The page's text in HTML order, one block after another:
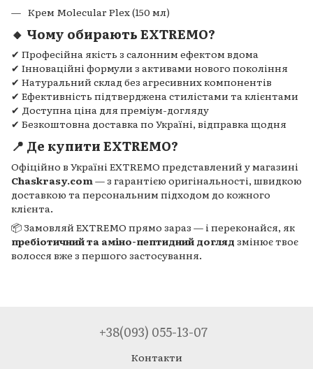
Крем Molecular Plex (150 мл)
🔸 Чому обирають EXTREMO?
✔ Професійна якість з салонним ефектом вдома
✔ Інноваційні формули з активами нового покоління
✔ Натуральний склад без агресивних компонентів
✔ Ефективність підтверджена стилістами та клієнтами
✔ Доступна ціна для преміум-догляду
✔ Безкоштовна доставка по Україні, відправка щодня
📍 Де купити EXTREMO?
Офіційно в Україні EXTREMO представлений у магазині
Chaskrasy.com — з гарантією оригінальності, швидкою
доставкою та персональним підходом до кожного
клієнта.
📦 Замовляй EXTREMO прямо зараз — і переконайся, як
пребіотичний та аміно-пептидний догляд змінює твоє
волосся вже з першого застосування.
+38(093) 055-13-07
Контакти